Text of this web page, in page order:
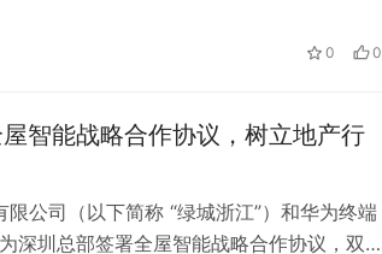
委会正式发布“2022最美奋斗者”，一果营销
0 0
智能战略合作协议，树立地产行
公司（以下简称 “绿城浙江”）和华为终端
深圳总部签署全屋智能战略合作协议，双